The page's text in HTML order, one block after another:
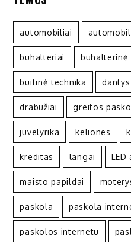
automobiliai
buhalteriai buhalterinė
buitinė technika dantys
drabužiai greitos
juvelyrika keliones
kreditas langai LED
maisto papildai
paskola paskola
paskolos internetu